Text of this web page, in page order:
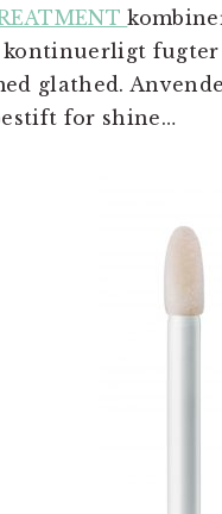
kontinuerligt
glathed.
for shine…